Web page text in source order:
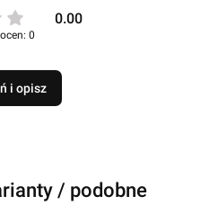
0.00
0
i opisz
/ podobne